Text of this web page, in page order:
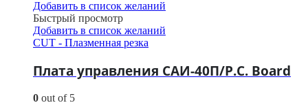
Добавить в список желаний
Быстрый просмотр
Добавить в список желаний
CUT - Плазменная резка
Плата управления САИ-40П/P.C. Board
0 out of 5